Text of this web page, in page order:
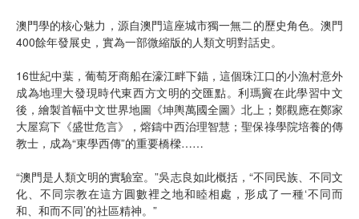
澳門學的核心魅力，源自澳門這座城市獨一無二的歷史角色。澳門
400餘年發展史，實為一部微縮版的人類文明對話史。
16世紀中葉，葡萄牙商船在濠江畔下錨，這個珠江口的小漁村意外
成為地理大發現時代東西方文明的交匯點。利瑪竇在此學習中文
後，繪製首幅中文世界地圖《坤輿萬國全圖》北上；鄭觀應在鄭家
大屋寫下《盛世危言》，熔鑄中西治理智慧；聖保祿學院培養的傳
教士，成為“東學西傳”的重要橋樑……
“澳門是人類文明的實驗室。”吳志良如此概括，“不同民族、不同文
化、不同宗教在這方圓數裡之地和睦相處，形成了一種‘不同而
和、和而不同’的社區精神。”